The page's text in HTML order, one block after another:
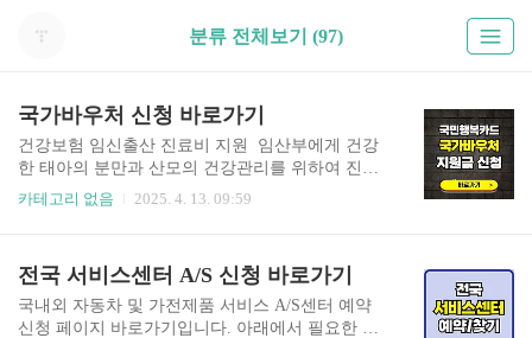
분류 전체보기 (97)
국가바우처 신청 바로가기
건강보험 임신출산 진료비 지원 임산부에게 건강
한 태아의 분만과 산모의 건강관리를 위하여 진료
비 일부를 국민행복카드로 지원합니다. 신청 바로
니다. 신청 바로가기 👆️ 기저귀 조제분유 지원 영
아가 있는 저소득층 가정에게 건강한 아기의 양육
을 지원하고자 기저귀 및 조제분유를 제공합니
카테고리 없음 2025. 4. 13. 09:59
전국 서비스센터 A/S 신청 바로가기
국내외 자동차 및 가전제품 서비스 A/S센터 예약
신청 페이지 바로가기입니다. 아래에서 필요한 브